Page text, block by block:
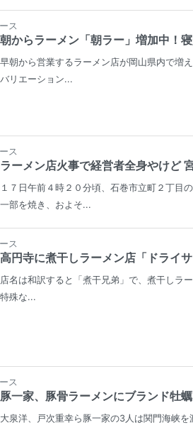
ス
朝からラーメン「朝ラー」増加中！
早朝から営業するラーメン店が岡山県内で増
バリエーション...
ス
ラーメン店火事で経営者全身やけど
１７日午前４時２０分頃、石巻市立町２丁目
一部を焼き、およそ...
ス
高円寺に煮干しラーメン店「ドライ
店名は和訳すると「煮干兄弟」で、煮干しラ
特殊な...
ス
豚一家、豚骨ラーメンにブランド牡
大泉洋、戸次重幸ら豚一家の3人は関門海峡